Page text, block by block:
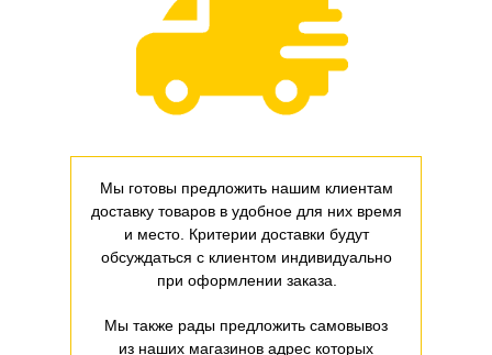
Мы готовы предложить нашим клиентам
доставку товаров в удобное для них время
и место. Критерии доставки будут
обсуждаться с клиентом индивидуально
при оформлении заказа.
Мы также рады предложить самовывоз
из наших магазинов адрес которых